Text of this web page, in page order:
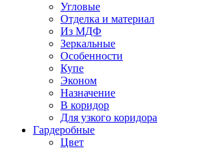
Угловые
Отделка и материал
Из МДФ
Зеркальные
Особенности
Купе
Эконом
Назначение
В коридор
Для узкого коридора
Гардеробные
Цвет